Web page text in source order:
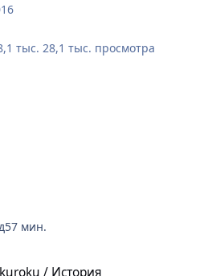
28,1 тыс. просмотра
57 мин.
/ История